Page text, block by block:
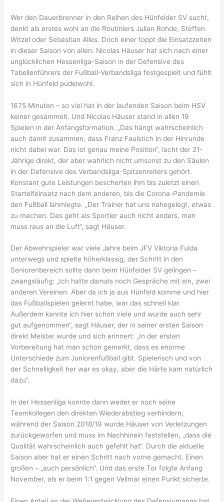
Wer den Dauerbrenner in den Reihen des Hünfelder SV sucht,
denkt als erstes wohl an die Routiniers Julian Rohde, Steffen
Witzel oder Sebastian Alles. Doch einer toppt die Einsatzzeiten
in dieser Saison von allen: Nicolas Häuser hat sich nach einer
unglücklichen Hessenliga-Saison in der Defensive des
Tabellenführers der Fußball-Verbandsliga festgespielt und fühlt
sich in Hünfeld pudelwohl.
1675 Minuten – so viel hat in der laufenden Saison beim HSV
keiner gesammelt. Und Nicolas Häuser stand in allen 19
Spielen in der Anfangsformation. „Das hängt wahrscheinlich
auch damit zusammen, dass Franz Faulstich in der Hinrunde
nicht dabei war. Das ist genau meine Position“, lacht der 21-
Jährige direkt, der aber wahrlich nicht umsonst zu den Säulen
in der Defensive des Verbandsliga-Spitzenreiters gehört.
Konstant gute Leistungen bescherten ihm bis zuletzt einen
Startelfeinsatz nach dem anderen, bis die Corona-Pandemie
den Fußball lahmlegte. „Der Trainer hat uns nahegelegt, etwas
zu machen. Das geht als Sportler auch nicht anders, man
muss raus an die Luft“, sagt Häuser.
Der Abwehrspieler war viele Jahre beim JFV Viktoria Fulda
unterwegs und spielte höherklassig, der Schritt in den
Seniorenbereich sollte dann beim Hünfelder SV gelingen –
zwangsläufig: „Ich hatte damals noch Gespräche mit ein, zwei
anderen Vereinen. Aber da ich ja aus Hünfeld komme und hier
das Fußballspielen gelernt habe, war das schnell klar.
Außerdem kannte ich hier schon viele und wurde auch sehr
gut aufgenommen“, sagt Häuser, der in seiner ersten Saison
direkt Meister wurde und sich erinnert: „In der ersten
Vorbereitung hat man schon gemerkt, dass es enorme
Unterschiede zum Juniorenfußball gibt. Spielerisch und von
der Schnelligkeit her war es okay, aber die Härte kam natürlich
dazu“.
In der Hessenliga konnte dann weder er noch seine
Teamkollegen den direkten Wiederabstieg verhindern,
während der Saison 2018/19 wurde Häuser von Verletzungen
zurückgeworfen und muss im Nachhinein feststellen, „dass die
Qualität wahrscheinlich auch gefehlt hat“. Durch die aktuelle
Saison aber hat er einen Schritt nach vorne gemacht. Einen
großen – „auch persönlich“. Und das erste Tor folgte Anfang
November, als er beim 1:1 gegen Vellmar einen Punkt sicherte.